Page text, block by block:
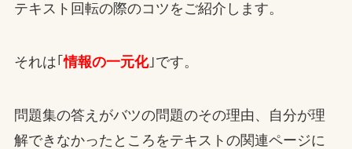
テキスト回転の際のコツをご紹介します。
それは｢情報の一元化｣です。
問題集の答えがバツの問題のその理由、自分が理
解できなかったところをテキストの関連ページに